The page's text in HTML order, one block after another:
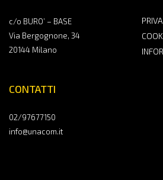
c/o BURO’ – BASE
Via Bergognone, 34
20144 Milano
CONTATTI
02/97677150
info@unacom.it